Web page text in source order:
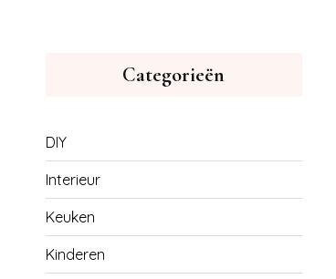
Categorieën
DIY
Interieur
Keuken
Kinderen